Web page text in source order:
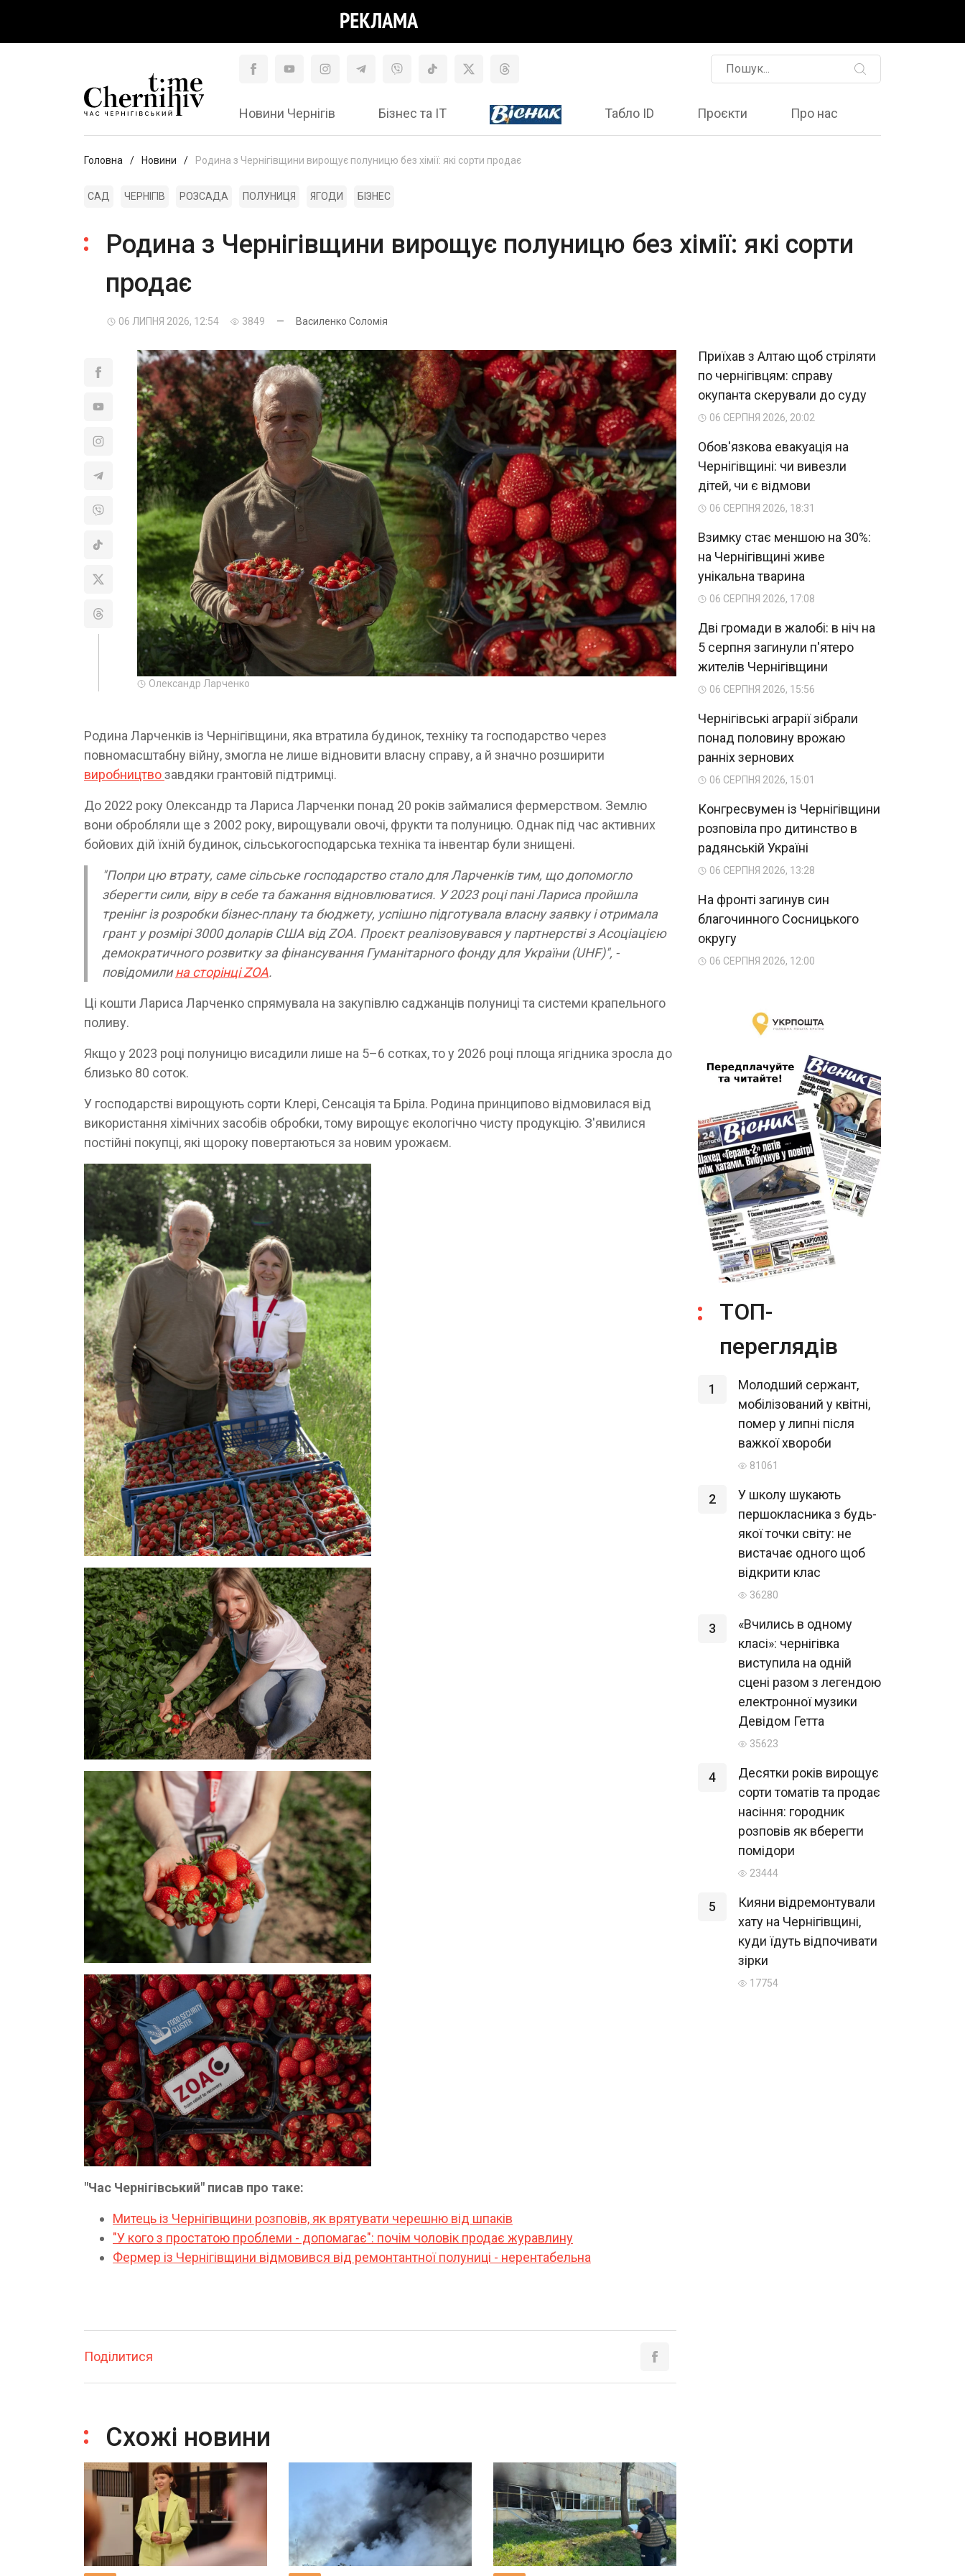
Новини Чернігів Бізнес та ІТ Табло ID Проєкти Про нас
Головна Новини Родина з Чернігівщини вирощує полуницю без хімії: які сорти продає
САД ЧЕРНІГІВ РОЗСАДА ПОЛУНИЦЯ ЯГОДИ БІЗНЕС
Родина з Чернігівщини вирощує полуницю без хімії: які сорти
продає
06 ЛИПНЯ 2026, 12:54 3849 — Василенко Соломія
Олександр Ларченко
Родина Ларченків із Чернігівщини, яка втратила будинок, техніку та господарство через
повномасштабну війну, змогла не лише відновити власну справу, а й значно розширити
виробництвозавдяки грантовій підтримці.
До 2022 року Олександр та Лариса Ларченки понад 20 років займалися фермерством. Землю
вони обробляли ще з 2002 року, вирощували овочі, фрукти та полуницю. Однак під час активних
бойових дій їхній будинок, сільськогосподарська техніка та інвентар були знищені.
"Попри цю втрату, саме сільське господарство стало для Ларченків тим, що допомогло
зберегти сили, віру в себе та бажання відновлюватися. У 2023 році пані Лариса пройшла
тренінг із розробки бізнес-плану та бюджету, успішно підготувала власну заявку і отримала
грант у розмірі 3000 доларів США від ZOA. Проєкт реалізовувався у партнерстві з Асоціацією
демократичного розвитку за фінансування Гуманітарного фонду для України (UHF)", -
повідомилина сторінці ZOA.
Ці кошти Лариса Ларченко спрямувала на закупівлю саджанців полуниці та системи крапельного
поливу.
Якщо у 2023 році полуницю висадили лише на 5–6 сотках, то у 2026 році площа ягідника зросла до
близько 80 соток.
У господарстві вирощують сорти Клері, Сенсація та Бріла. Родина принципово відмовилася від
використання хімічних засобів обробки, тому вирощує екологічно чисту продукцію. З'явилися
постійні покупці, які щороку повертаються за новим урожаєм.
"Час Чернігівський" писав про таке:
Митець із Чернігівщини розповів, як врятувати черешню від шпаків
"У кого з простатою проблеми - допомагає": почім чоловік продає журавлину
Фермер із Чернігівщини відмовився від ремонтантної полуниці - нерентабельна
Поділитися
Схожі новини
Приїхав з Алтаю щоб стріляти
по чернігівцям: справу
окупанта скерували до суду
06 СЕРПНЯ 2026, 20:02
Обов'язкова евакуація на
Чернігівщині: чи вивезли
дітей, чи є відмови
06 СЕРПНЯ 2026, 18:31
Взимку стає меншою на 30%:
на Чернігівщині живе
унікальна тварина
06 СЕРПНЯ 2026, 17:08
Дві громади в жалобі: в ніч на
5 серпня загинули п'ятеро
жителів Чернігівщини
06 СЕРПНЯ 2026, 15:56
Чернігівські аграрії зібрали
понад половину врожаю
ранніх зернових
06 СЕРПНЯ 2026, 15:01
Конгресвумен із Чернігівщини
розповіла про дитинство в
радянській Україні
06 СЕРПНЯ 2026, 13:28
На фронті загинув син
благочинного Сосницького
округу
06 СЕРПНЯ 2026, 12:00
ТОП-
переглядів
1
Молодший сержант,
мобілізований у квітні,
помер у липні після
важкої хвороби
81061
2
У школу шукають
першокласника з будь-
якої точки світу: не
вистачає одного щоб
відкрити клас
36280
3
«Вчились в одному
класі»: чернігівка
виступила на одній
сцені разом з легендою
електронної музики
Девідом Гетта
35623
4
Десятки років вирощує
сорти томатів та продає
насіння: городник
розповів як вберегти
помідори
23444
5
Кияни відремонтували
хату на Чернігівщині,
куди їдуть відпочивати
зірки
17754